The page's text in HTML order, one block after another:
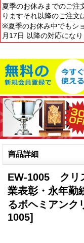
夏季のお休みまでのご注
りますそれ以降のご注文
※夏季のお休み中でもシ
月17日 以降の対応になり
商品詳細
EW-1005 クリ
業表彰・永年勤
るボヘミアンク
1005]